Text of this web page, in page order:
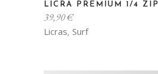
Licras, Surf
LICRA PREMIUM 1/4 ZIP
39,90€